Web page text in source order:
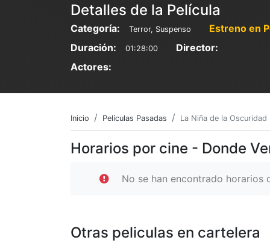
Detalles de la Película
Categoría: Terror, Suspenso
Estreno en
Duración:
01:28:00
Director:
Actores:
Inicio Películas Pasadas La Niña de la Oscuridad
Horarios por cine - Donde
No se han encontrado horarios
Otras peliculas en cartelera